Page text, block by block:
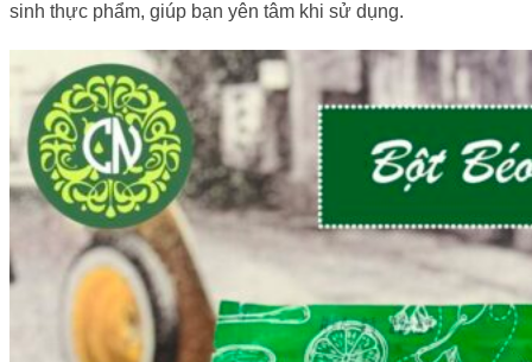
sinh thực phẩm, giúp bạn yên tâm khi sử dụng.